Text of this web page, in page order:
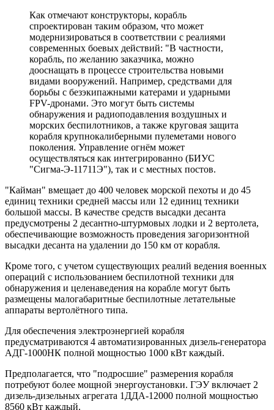
Как отмечают конструкторы, корабль
спроектирован таким образом, что может
модернизироваться в соответствии с реалиями
современных боевых действий: "В частности,
корабль, по желанию заказчика, можно
дооснащать в процессе строительства новыми
видами вооружений. Например, средствами для
борьбы с безэкипажными катерами и ударными
FPV-дронами. Это могут быть системы
обнаружения и радиоподавления воздушных и
морских беспилотников, а также круговая защита
корабля крупнокалиберными пулеметами нового
поколения. Управление огнём может
осуществляться как интегрированно (БИУС
"Сигма-Э-11711Э"), так и с местных постов.
"Кайман" вмещает до 400 человек морской пехоты и до 45
единиц техники средней массы или 12 единиц техники
большой массы. В качестве средств высадки десанта
предусмотрены 2 десантно-штурмовых лодки и 2 вертолета,
обеспечивающие возможность проведения загоризонтной
высадки десанта на удалении до 150 км от корабля.
Кроме того, с учетом существующих реалий ведения военных
операций с использованием беспилотной техники для
обнаружения и целенаведения на корабле могут быть
размещены малогабаритные беспилотные летательные
аппараты вертолётного типа.
Для обеспечения электроэнергией корабля
предусматриваются 4 автоматизированных дизель-генератора
АДГ-1000НК полной мощностью 1000 кВт каждый.
Предполагается, что "подросшие" размерения корабля
потребуют более мощной энергоустановки. ГЭУ включает 2
дизель-дизельных агрегата 1ДДА-12000 полной мощностью
8560 кВт каждый.